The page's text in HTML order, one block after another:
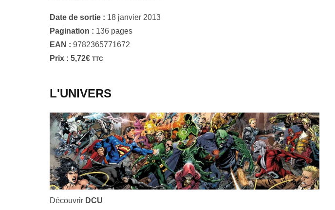
Date de sortie : 18 janvier 2013
Pagination : 136 pages
EAN : 9782365771672
Prix : 5,72€ TTC
L'UNIVERS
Découvrir DCU